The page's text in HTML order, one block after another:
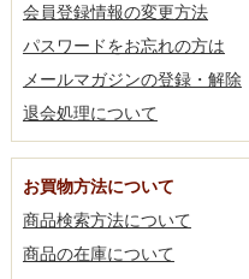
会員登録情報の変更方法
パスワードをお忘れの方は
メールマガジンの登録・解除
退会処理について
お買物方法について
商品検索方法について
商品の在庫について